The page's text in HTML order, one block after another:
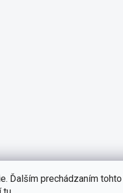
Ďalším prechádzaním